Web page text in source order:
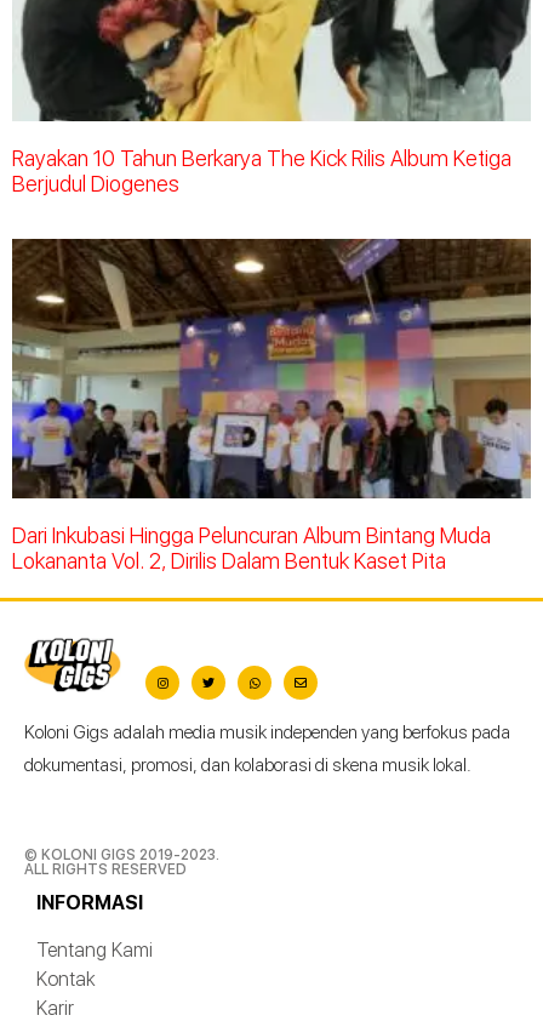
Rayakan 10 Tahun Berkarya The Kick Rilis Album Ketiga
Berjudul Diogenes
Dari Inkubasi Hingga Peluncuran Album Bintang Muda
Lokananta Vol. 2, Dirilis Dalam Bentuk Kaset Pita
Koloni Gigs adalah media musik independen yang berfokus pada
dokumentasi, promosi, dan kolaborasi di skena musik lokal.
© KOLONI GIGS 2019-2023.
ALL RIGHTS RESERVED
INFORMASI
Tentang Kami
Kontak
Karir